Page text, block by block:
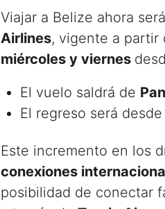
Viajar a Belize ahora
Airlines, vigente a partir
miércoles y viernes
El vuelo saldrá de
El regreso será desde
Este incremento en los
conexiones
posibilidad de conectar